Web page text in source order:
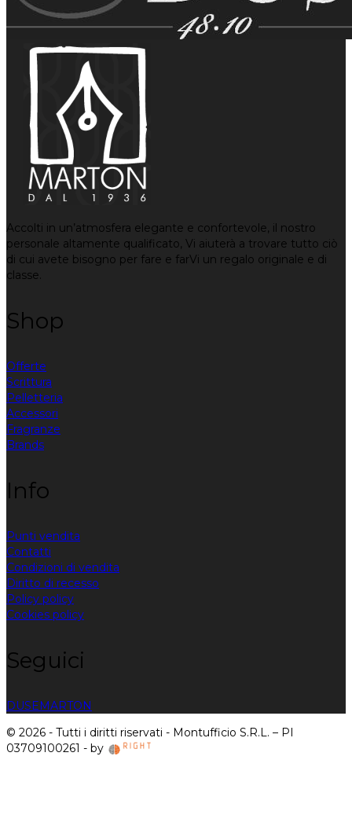
Accolti in un’atmosfera elegante e confortevole, il nostro
personale altamente qualificato, Vi aiuterà a trovare tutto ciò
di cui avete bisogno per fare e farVi un regalo originale e di
classe.
Shop
Offerte
Scrittura
Pelletteria
Accessori
Fragranze
Brands
Info
Punti vendita
Contatti
Condizioni di vendita
Diritto di recesso
Policy policy
Cookies policy
Seguici
DUSEMARTON
© 2026 - Tutti i diritti riservati - Montufficio S.R.L. – PI
03709100261 - by